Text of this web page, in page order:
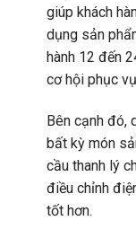
giúp khách
dụng sản
hành 12 đến
cơ hội phục
Bên cạnh đó,
bất kỳ món
cầu thanh lý
điều chỉnh
tốt hơn.